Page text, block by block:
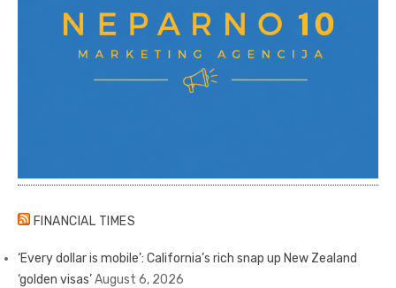
FINANCIAL TIMES
‘Every dollar is mobile’: California’s rich snap up New Zealand
‘golden visas’August 6, 2026